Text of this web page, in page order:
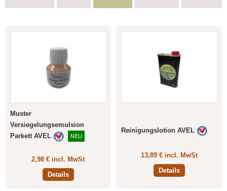
Muster
Versiegelungsemulsion
Parkett AVEL
NEU
2,98 € incl. MwSt
Details
Reinigungslotion AVEL
13,89 € incl. MwSt
Details